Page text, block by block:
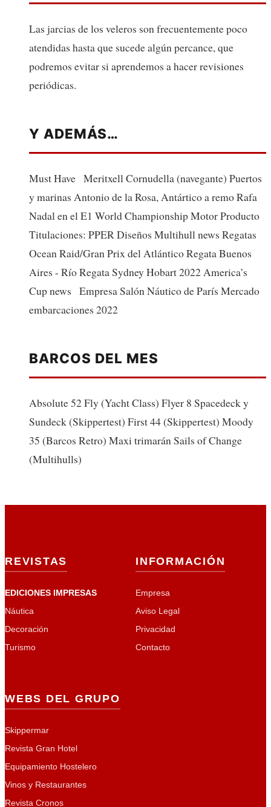
Las jarcias de los veleros son frecuentemente poco
atendidas hasta que sucede algún percance, que
podremos evitar si aprendemos a hacer revisiones
periódicas.
Y ADEMÁS…
Must Have Meritxell Cornudella (navegante) Puertos
y marinas Antonio de la Rosa, Antártico a remo Rafa
Nadal en el E1 World Championship Motor Producto
Titulaciones: PPER Diseños Multihull news Regatas
Ocean Raid/Gran Prix del Atlántico Regata Buenos
Aires - Río Regata Sydney Hobart 2022 America’s
Cup news Empresa Salón Náutico de París Mercado
embarcaciones 2022
BARCOS DEL MES
Absolute 52 Fly (Yacht Class) Flyer 8 Spacedeck y
Sundeck (Skippertest) First 44 (Skippertest) Moody
35 (Barcos Retro) Maxi trimarán Sails of Change
(Multihulls)
REVISTAS
EDICIONES IMPRESAS
Náutica
Decoración
Turismo
INFORMACIÓN
Empresa
Aviso Legal
Privacidad
Contacto
WEBS DEL GRUPO
Skippermar
Revista Gran Hotel
Equipamiento Hostelero
Vinos y Restaurantes
Revista Cronos